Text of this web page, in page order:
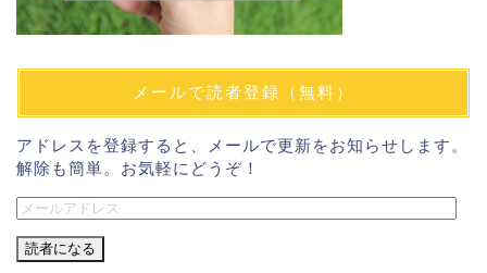
メールで読者登録（無料）
アドレスを登録すると、メールで更新をお知らせします。
解除も簡単。お気軽にどうぞ！
メ
ル